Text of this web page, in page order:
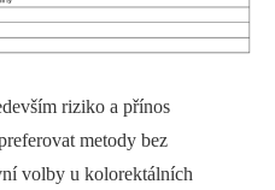
riziko a přínos
metody bez
volby u kolorektálních